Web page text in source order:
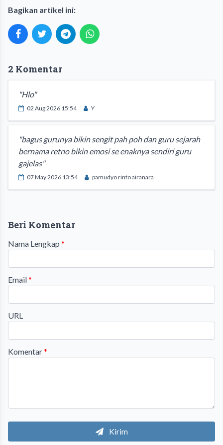
Bagikan artikel ini:
2 Komentar
"Hlo"
02 Aug 2026 15:54 Y
"bagus gurunya bikin sengit pah poh dan guru sejarah
bernama retno bikin emosi se enaknya sendiri guru
gajelas"
07 May 2026 13:54 pamudyo rinto airanara
Beri Komentar
Nama Lengkap *
Email*
URL
Komentar*
Kirim